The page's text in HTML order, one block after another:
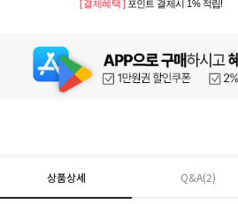
[ 결제혜택 ] 포인트 결제시 1% 적립!
상품상세 Q&A(2)